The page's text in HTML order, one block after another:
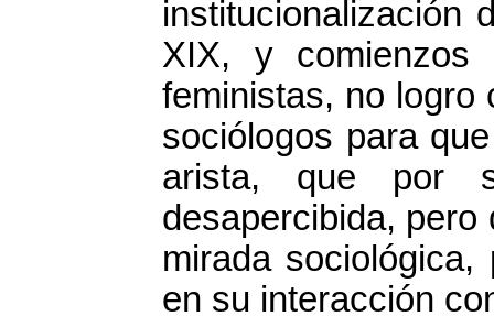
institucionalización
XIX, y
feministas, no logro
sociólogos para
arista, que por
desapercibida,
mirada
en su interacción